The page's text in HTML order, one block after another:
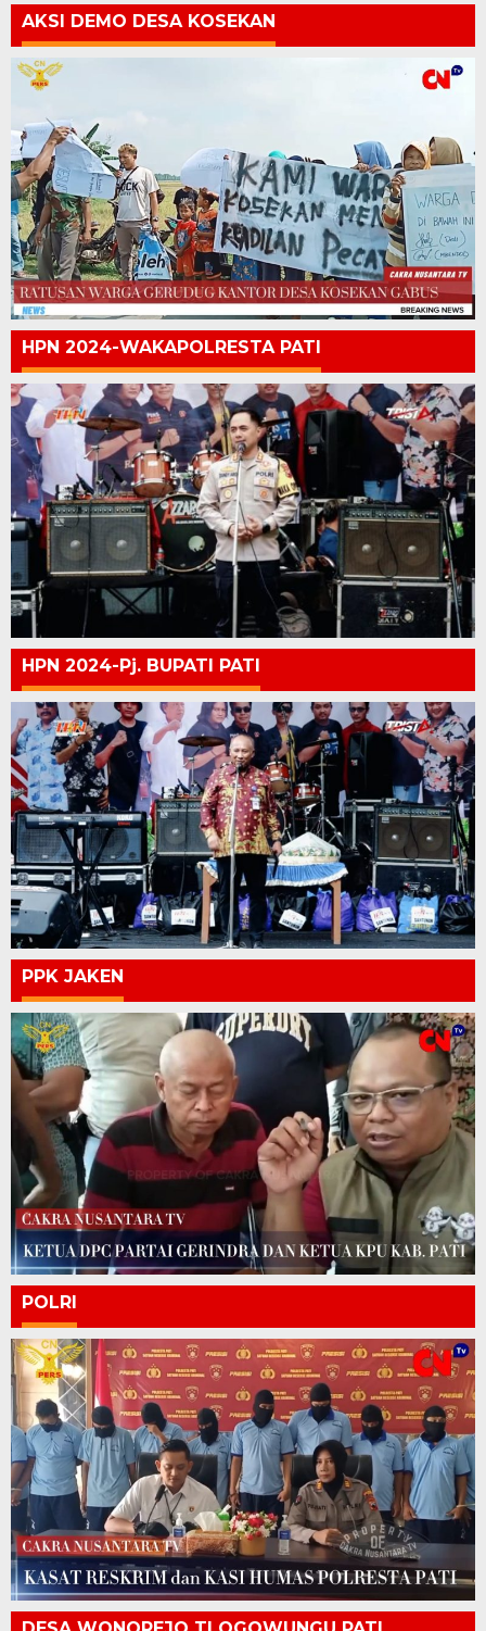
AKSI DEMO DESA KOSEKAN
HPN 2024-WAKAPOLRESTA PATI
HPN 2024-Pj. BUPATI PATI
PPK JAKEN
POLRI